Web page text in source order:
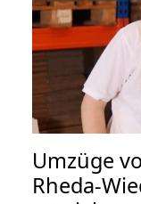
Umzüge
Rheda-